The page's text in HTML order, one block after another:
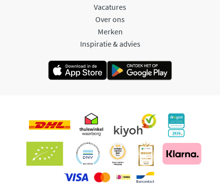
Vacatures
Over ons
Merken
Inspiratie & advies